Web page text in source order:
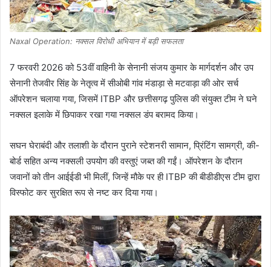
Naxal Operation: नक्सल विरोधी अभियान में बड़ी सफलता
7 फरवरी 2026 को 53वीं वाहिनी के सेनानी संजय कुमार के मार्गदर्शन और उप
सेनानी तेजवीर सिंह के नेतृत्व में सीओबी गांव मंडाड़ा से मटवाड़ा की ओर सर्च
ऑपरेशन चलाया गया, जिसमें ITBP और छत्तीसगढ़ पुलिस की संयुक्त टीम ने घने
नक्सल इलाके में छिपाकर रखा गया नक्सल डंप बरामद किया।
सघन घेराबंदी और तलाशी के दौरान पुराने स्टेशनरी सामान, प्रिंटिंग सामग्री, की-
बोर्ड सहित अन्य नक्सली उपयोग की वस्तुएं जब्त की गईं। ऑपरेशन के दौरान
जवानों को तीन आईईडी भी मिलीं, जिन्हें मौके पर ही ITBP की बीडीडीएस टीम द्वारा
विस्फोट कर सुरक्षित रूप से नष्ट कर दिया गया।